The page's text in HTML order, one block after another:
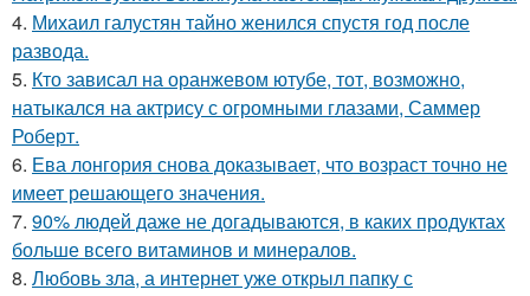
4. Михаил галустян тайно женился спустя год после
развода.
5. Кто зависал на оранжевом ютубе, тот, возможно,
натыкался на актрису с огромными глазами, Саммер
Роберт.
6. Ева лонгория снова доказывает, что возраст точно не
имеет решающего значения.
7. 90% людей даже не догадываются, в каких продуктах
больше всего витаминов и минералов.
8. Любовь зла, а интернет уже открыл папку с